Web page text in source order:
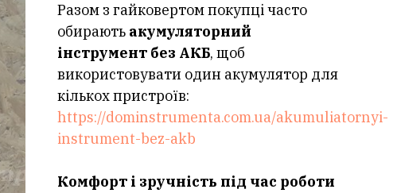
Разом з гайковертом покупці часто
обирають акумуляторний
інструмент без АКБ, щоб
використовувати один акумулятор для
кількох пристроїв:
https://dominstrumenta.com.ua/akumuliatornyi-
instrument-bez-akb
Комфорт і зручність під час роботи